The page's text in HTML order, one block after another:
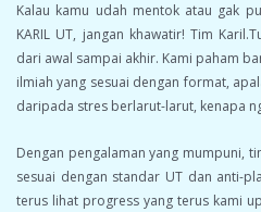
Kalau kamu udah mentok atau gak
KARIL UT, jangan khawatir! Tim
dari awal sampai akhir. Kami paham
ilmiah yang sesuai dengan format,
daripada stres berlarut-larut, kenapa
Dengan pengalaman yang mumpuni,
sesuai dengan standar UT dan anti-
terus lihat progress yang terus kami